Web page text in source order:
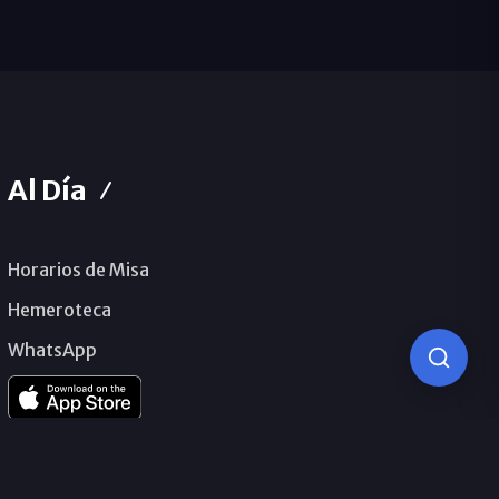
Al Día
Horarios de Misa
Hemeroteca
WhatsApp